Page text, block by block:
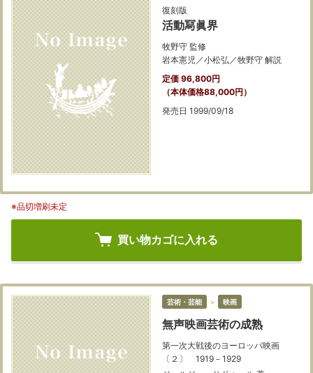
復刻版
活動冩眞界
牧野守 監修
岩本憲児／小松弘／牧野守 解説
定価 96,800円
（本体価格88,000円）
発売日 1999/09/18
※品切増刷未定
買い物カゴに入れる
芸術・芸能 ＞ 映画
無声映画芸術の成熟
第一次大戦後のヨーロッパ映画
〔２〕 1919－1929